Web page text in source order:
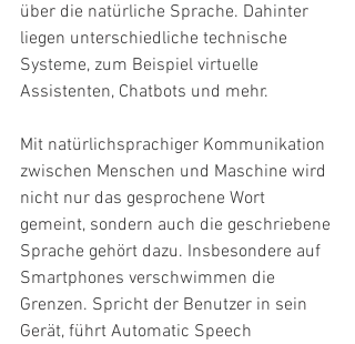
über die natürliche Sprache. Dahinter
liegen unterschiedliche technische
Systeme, zum Beispiel virtuelle
Assistenten, Chatbots und mehr.
Mit natürlichsprachiger Kommunikation
zwischen Menschen und Maschine wird
nicht nur das gesprochene Wort
gemeint, sondern auch die geschriebene
Sprache gehört dazu. Insbesondere auf
Smartphones verschwimmen die
Grenzen. Spricht der Benutzer in sein
Gerät, führt Automatic Speech